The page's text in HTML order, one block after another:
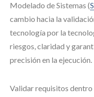
Modelado de Sistemas (
cambio hacia la
tecnología por la
riesgos, claridad y
precisión en la ejecución.
Validar requisitos